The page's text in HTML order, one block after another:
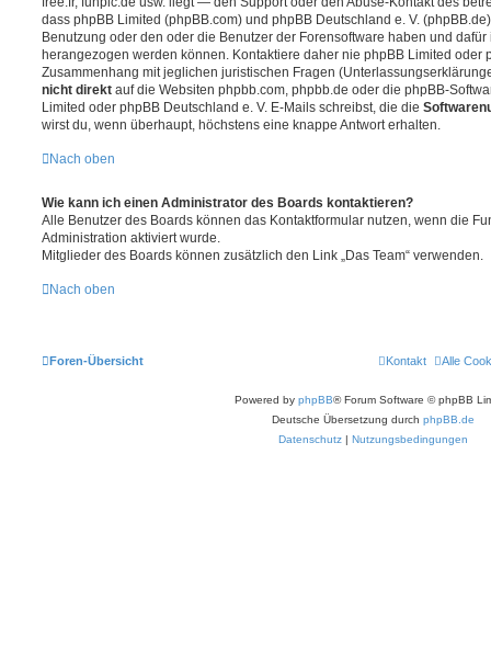
dass phpBB Limited (phpBB.com) und phpBB Deutschland e. V.
Benutzung oder den oder die Benutzer der Forensoftware haben und
herangezogen werden können. Kontaktiere daher nie phpBB Limited oder
Zusammenhang mit jeglichen juristischen Fragen
nicht direkt auf die Websiten phpbb.com, phpbb.de oder die phpBB-
Limited oder phpBB Deutschland e. V. E-Mails schreibst, die die
wirst du, wenn überhaupt, höchstens eine knappe Antwort erhalten.
Nach oben
Wie kann ich einen Administrator des Boards kontaktieren?
Alle Benutzer des Boards können das Kontaktformular nutzen, wenn die
Administration aktiviert wurde.
Mitglieder des Boards können zusätzlich den Link „Das Team“ verwenden.
Nach oben
Foren-Übersicht Alle
Kontakt
Powered by phpBB® Forum Software © phpBB
Deutsche Übersetzung durch phpBB.de
Datenschutz | Nutzungsbedingungen